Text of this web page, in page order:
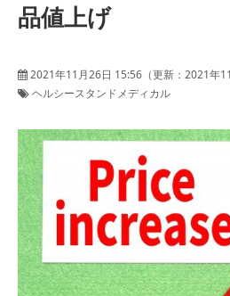
品値上げ
2021年11月26日 15:56 （更新： 2021年
ヘルシースタンドメディカル